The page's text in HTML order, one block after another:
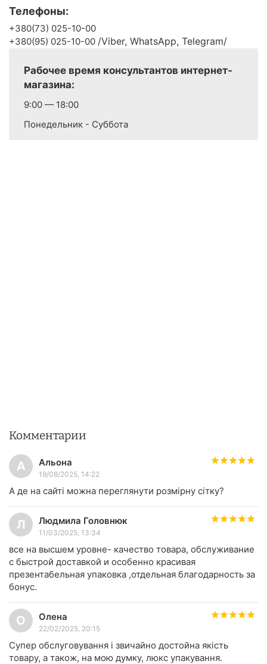
Телефоны:
+380(73) 025-10-00
+380(95) 025-10-00 /Viber, WhatsApp, Telegram/
Рабочее время консультантов интернет-
магазина:
9:00 — 18:00
Понедельник - Суббота
Комментарии
А Альона
19/08/2025, 14:22
А де на сайті можна переглянути розмірну сітку?
Л Людмила Головнюк
11/03/2025, 13:34
все на высшем уровне- качество товара, обслуживание
с быстрой доставкой и особенно красивая
презентабельная упаковка ,отдельная благодарность за
бонус.
О Олена
22/02/2025, 20:15
Супер обслуговування і звичайно достойна якість
товару, а також, на мою думку, люкс упакування.